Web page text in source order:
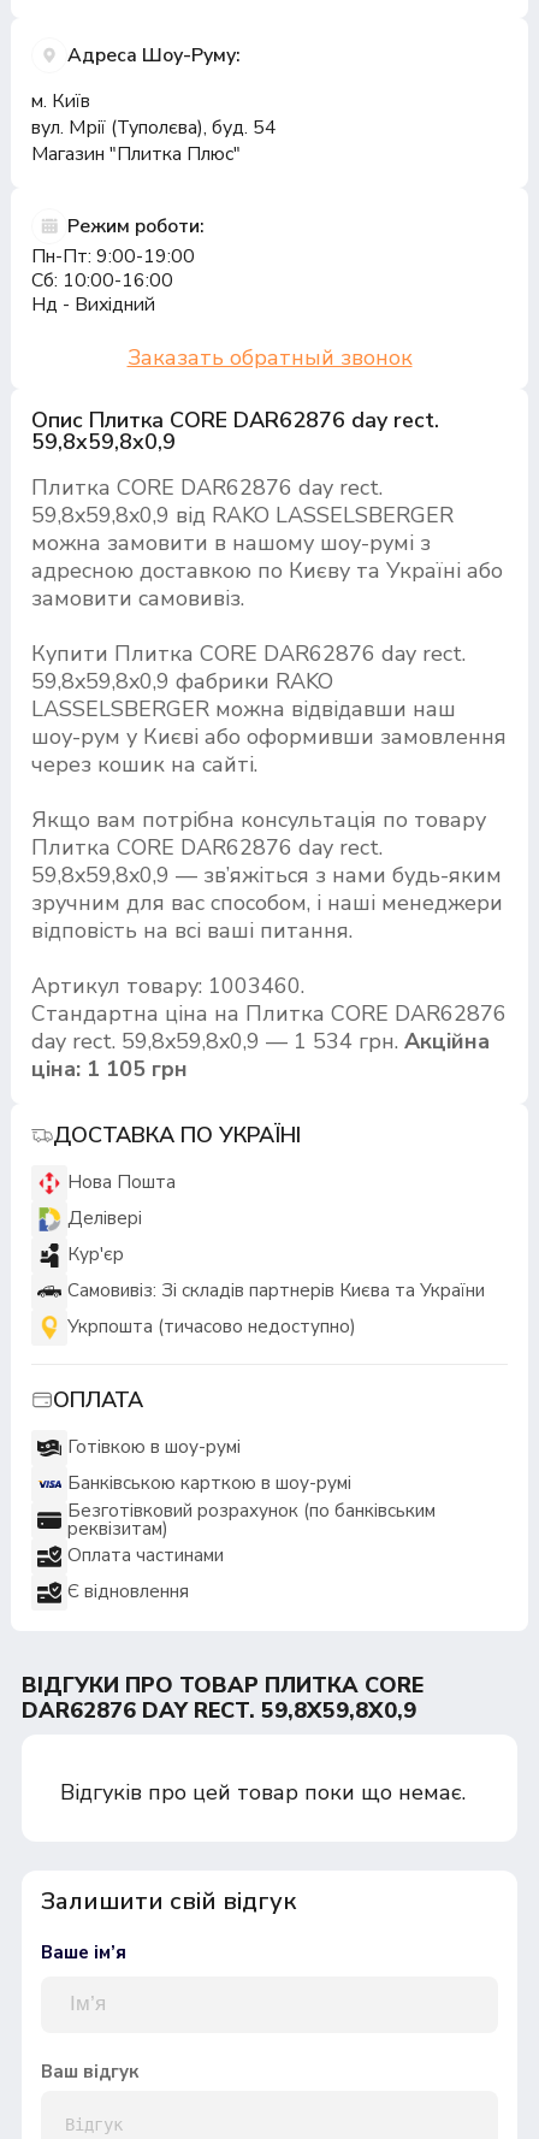
Опис Плитка CORE DAR62876 day rect.
59,8x59,8x0,9
Плитка CORE DAR62876 day rect.
59,8x59,8x0,9 від RAKO LASSELSBERGER
можна замовити в нашому шоу-румі з
адресною доставкою по Києву та Україні або
замовити самовивіз.
Купити Плитка CORE DAR62876 day rect.
59,8x59,8x0,9 фабрики RAKO
LASSELSBERGER можна відвідавши наш
шоу-рум у Києві або оформивши замовлення
через кошик на сайті.
Якщо вам потрібна консультація по товару
Плитка CORE DAR62876 day rect.
59,8x59,8x0,9 — зв’яжіться з нами будь-яким
зручним для вас способом, і наші менеджери
відповість на всі ваші питання.
Артикул товару: 1003460.
Стандартна ціна на Плитка CORE DAR62876
day rect. 59,8x59,8x0,9 — 1 534 грн. Акційна
ціна: 1 105 грн
ДОСТАВКА ПО УКРАЇНІ
Нова Пошта
Делівері
Кур'єр
Самовивіз: Зі складів партнерів Києва та України
Укрпошта (тичасово недоступно)
ОПЛАТА
Готівкою в шоу-румі
Банківською карткою в шоу-румі
Безготівковий розрахунок (по банківським
реквізитам)
Оплата частинами
Є відновлення
ВІДГУКИ ПРО ТОВАР ПЛИТКА CORE
DAR62876 DAY RECT. 59,8X59,8X0,9
Відгуків про цей товар поки що немає.
Залишити свій відгук
Ваше ім’я
Ваш відгук
Адреса Шоу-Руму:
м. Київ
вул. Мрії (Туполєва), буд. 54
Магазин "Плитка Плюс"
Режим роботи:
Пн-Пт: 9:00-19:00
Сб: 10:00-16:00
Нд - Вихідний
Заказать обратный звонок